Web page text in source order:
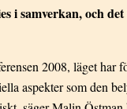
i samverkan, och
2008, läget
aspekter som den